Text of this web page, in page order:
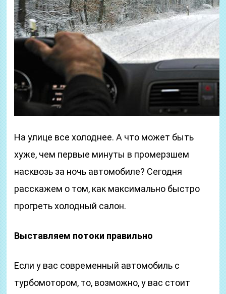
На улице все холоднее. А что может быть
хуже, чем первые минуты в промерзшем
насквозь за ночь автомобиле? Сегодня
расскажем о том, как максимально быстро
прогреть холодный салон.
Выставляем потоки правильно
Если у вас современный автомобиль с
турбомотором, то, возможно, у вас стоит